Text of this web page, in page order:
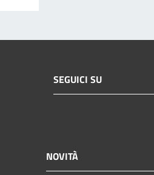
SEGUICI SU
NOVITÀ